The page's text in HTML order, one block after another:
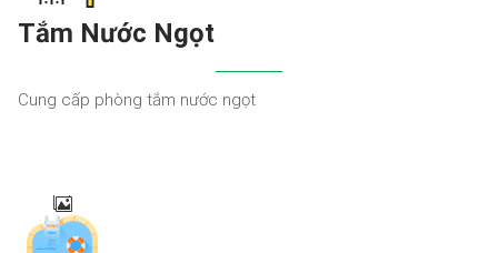
Tắm Nước Ngọt
Cung cấp phòng tắm nước ngọt